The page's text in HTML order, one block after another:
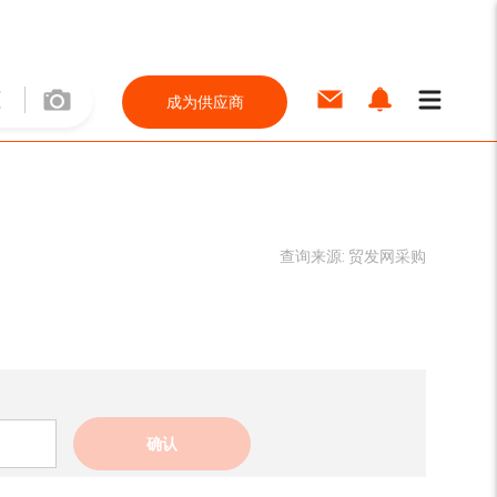
成为供应商
查询来源: 贸发网采购
确认